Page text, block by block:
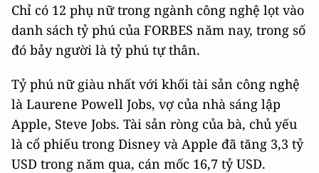
Chỉ có 12 phụ nữ trong ngành công nghệ lọt vào
danh sách tỷ phú của FORBES năm nay, trong số
đó bảy người là tỷ phú tự thân.
Tỷ phú nữ giàu nhất với khối tài sản công nghệ
là Laurene Powell Jobs, vợ của nhà sáng lập
Apple, Steve Jobs. Tài sản ròng của bà, chủ yếu
là cổ phiếu trong Disney và Apple đã tăng 3,3 tỷ
USD trong năm qua, cán mốc 16,7 tỷ USD.